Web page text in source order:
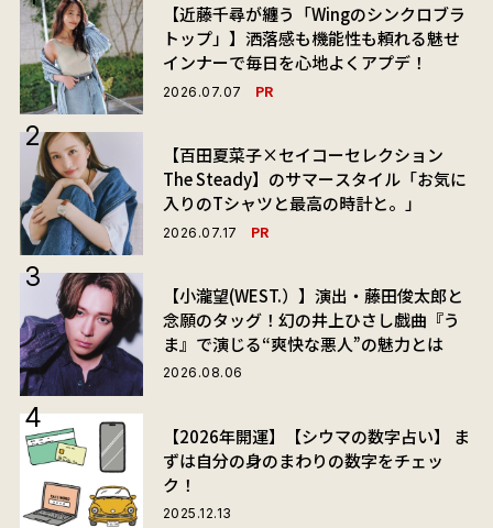
【近藤千尋が纏う「Wingのシンクロブラ
トップ」】洒落感も機能性も頼れる魅せ
インナーで毎日を心地よくアプデ！
2026.07.07 PR
【百田夏菜子×セイコーセレクション
The Steady】のサマースタイル「お気に
入りのTシャツと最高の時計と。」
2026.07.17 PR
【小瀧望(WEST.）】演出・藤田俊太郎と
念願のタッグ！幻の井上ひさし戯曲『う
ま』で演じる“爽快な悪人”の魅力とは
2026.08.06
【2026年開運】【シウマの数字占い】 ま
ずは自分の身のまわりの数字をチェッ
ク！
2025.12.13